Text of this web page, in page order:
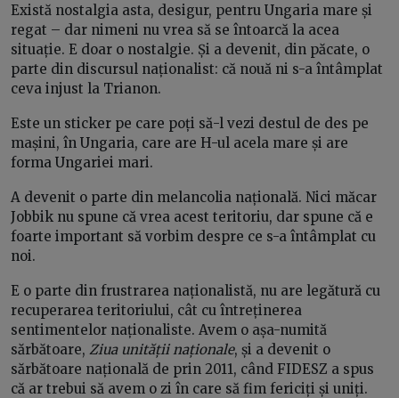
Există nostalgia asta, desigur, pentru Ungaria mare și
regat – dar nimeni nu vrea să se întoarcă la acea
situație. E doar o nostalgie. Și a devenit, din păcate, o
parte din discursul naționalist: că nouă ni s-a întâmplat
ceva injust la Trianon.
Este un sticker pe care poți să-l vezi destul de des pe
mașini, în Ungaria, care are H-ul acela mare și are
forma Ungariei mari.
A devenit o parte din melancolia națională. Nici măcar
Jobbik nu spune că vrea acest teritoriu, dar spune că e
foarte important să vorbim despre ce s-a întâmplat cu
noi.
E o parte din frustrarea naționalistă, nu are legătură cu
recuperarea teritoriului, cât cu întreținerea
sentimentelor naționaliste. Avem o așa-numită
sărbătoare, Ziua unității naționale, și a devenit o
sărbătoare națională de prin 2011, când FIDESZ a spus
că ar trebui să avem o zi în care să fim fericiți și uniți.